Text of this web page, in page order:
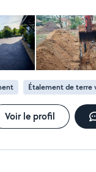
Telecom et électrique) -
(conseils, gérer les
- terrasses bois
Étalement de terre
Voir le profil